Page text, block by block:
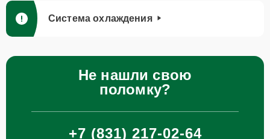
Система охлаждения
Не нашли свою
поломку?
+7 (831) 217-02-64